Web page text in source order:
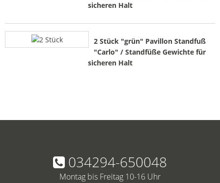
sicheren Halt
2 Stück "grün" Pavillon Standfuß
"Carlo" / Standfüße Gewichte für
sicheren Halt
034294-650048
Montag bis Freitag 10-16 Uhr